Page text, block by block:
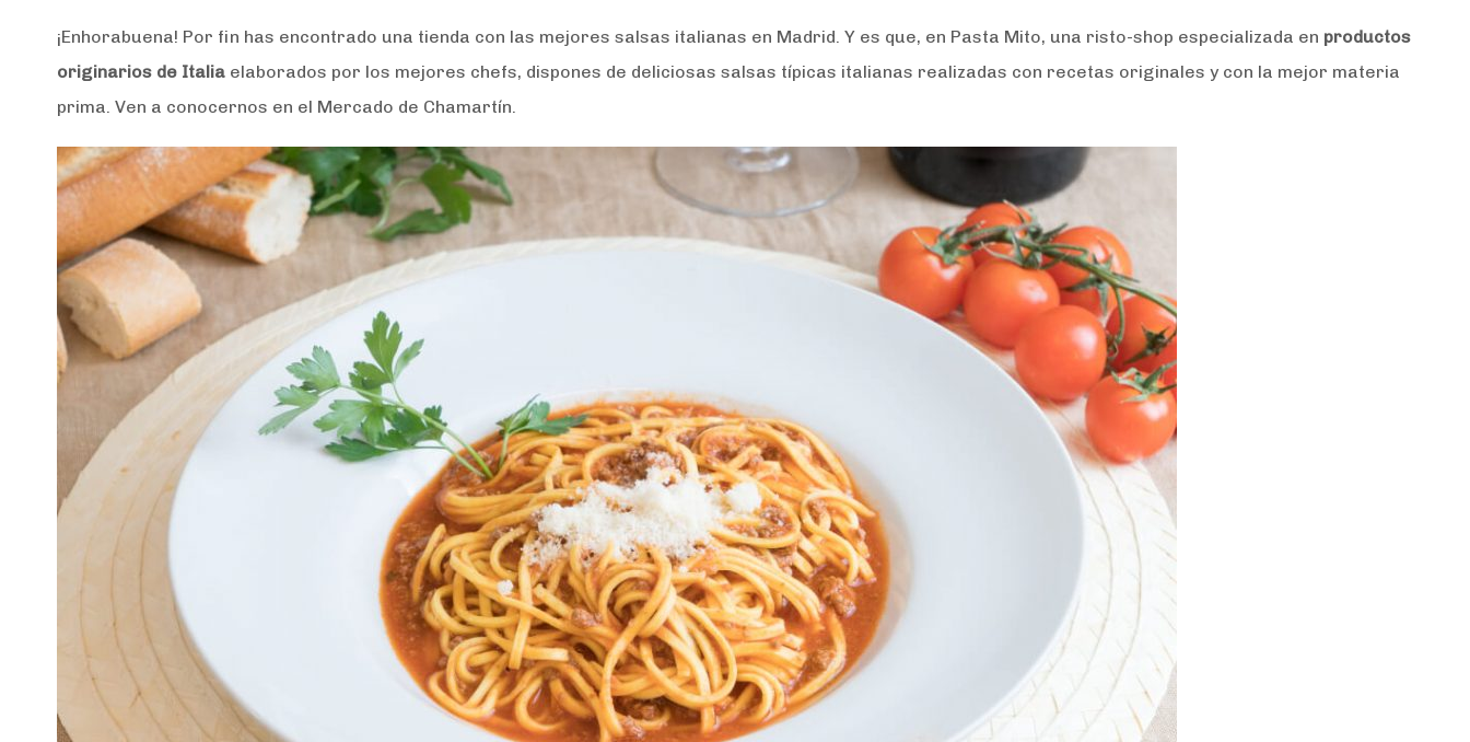
¡Enhorabuena! Por fin has encontrado una tienda con las mejores salsas italianas en Madrid. Y es que, en Pasta Mito, una risto-shop especializada en productos
originarios de Italia elaborados por los mejores chefs, dispones de deliciosas salsas típicas italianas realizadas con recetas originales y con la mejor materia
prima. Ven a conocernos en el Mercado de Chamartín.